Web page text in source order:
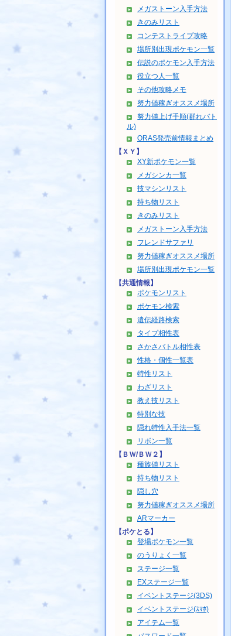
メガストーン入手方法
きのみリスト
コンテストライブ攻略
場所別出現ポケモン一覧
伝説のポケモン入手方法
役立つ人一覧
その他攻略メモ
努力値稼ぎオススメ場所
努力値上げ手順(群れバト
ル)
ORAS発売前情報まとめ
【ＸＹ】
XY新ポケモン一覧
メガシンカ一覧
技マシンリスト
持ち物リスト
きのみリスト
メガストーン入手方法
フレンドサファリ
努力値稼ぎオススメ場所
場所別出現ポケモン一覧
【共通情報】
ポケモンリスト
ポケモン検索
遺伝経路検索
タイプ相性表
さかさバトル相性表
性格・個性一覧表
特性リスト
わざリスト
教え技リスト
特別な技
隠れ特性入手法一覧
リボン一覧
【ＢＷ/ＢＷ２】
種族値リスト
持ち物リスト
隠し穴
努力値稼ぎオススメ場所
ARマーカー
【ポケとる】
登場ポケモン一覧
のうりょく一覧
ステージ一覧
EXステージ一覧
イベントステージ(3DS)
イベントステージ(ｽﾏﾎ)
アイテム一覧